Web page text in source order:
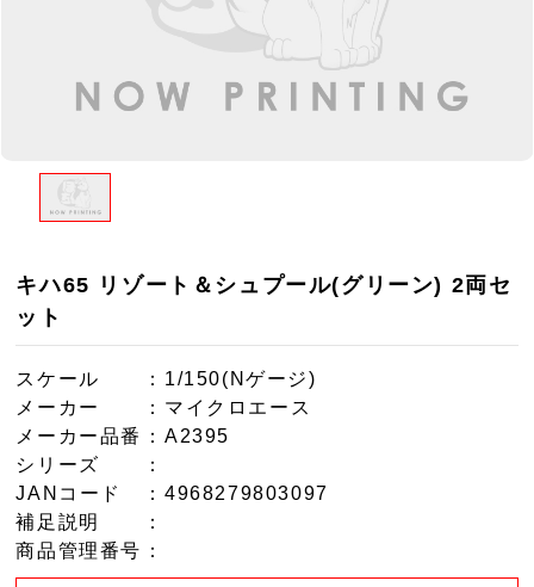
キハ65 リゾート＆シュプール(グリーン) 2両セ
ット
スケール
：1/150(Nゲージ)
メーカー
：マイクロエース
メーカー品番
：A2395
シリーズ
：
JANコード
：4968279803097
補足説明
：
商品管理番号 ：